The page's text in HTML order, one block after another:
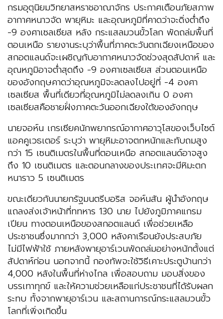
กรมอุตุนิยมวิทยาสหราชอาณาจักร ประกาศเตือนภัยสภาพ
อากาศหนาวจัด พายุหิมะ และอุณหภูมิที่คาดว่าจะดิ่งต่ำถึง
-9 องศาเซลเซียส หลัง กระแสลมวนขั้วโลก พัดถล่มพื้นที่
ตอนเหนือ รายงานระบุว่าพื้นที่ภาคตะวันตกเฉียงเหนือของ
สกอตแลนด์จะเผชิญกับอากาศหนาวจัดช่วงสุดสัปดาห์ และ
อุณหภูมิอาจต่ำสุดถึง -9 องศาเซลเซียส ส่วนตอนเหนือ
ของอังกฤษคาดว่าอุณหภูมิจะลดลงไปอยู่ที่ -4 องศา
เซลเซียส พื้นที่เดียวที่อุณหภูมิไม่ลดลงเกิน 0 องศา
เซลเซียสคือชายฝั่งภาคตะวันออกเฉียงใต้ของอังกฤษ
นายจอห์น เกรเซียคนักพยากรณ์อากาศอาวุโสของเว็บไซต์
แอคคูเวธเตอร์ ระบุว่า พายุหิมะอาจตกหนักและทับถมสูง
กว่า 15 เซนติเมตรในพื้นที่ตอนเหนือ สกอตแลนด์อาจสูง
ถึง 10 เซนติเมตร และตอนกลางของประเทศจะมีหิมะตก
หนาราว 5 เซนติเมตร
ขณะเดียวกันนายกรัฐมนตรีบอริส จอห์นสัน ผู้นำอังกฤษ
แถลงส่งเจ้าหน้าที่ททหาร 130 นาย ไปยังภูมิภาคแกรม
เปียน ทางตอนเหนือของสกอตแลนด์ เพื่อช่วยเหลือ
ประชาชนซึ่งมากกว่า 3,000 หลังคาเรือนยังประสบภัย
ไม่มีไฟฟ้าใช้ ภายหลังพายุอาร์เวนพัดถล่มอย่างหนักตั้งแต่
สัปดาห์ก่อน นอกจากนี้ กองทัพจะใช้วิธีเคาะประตูบ้านกว่า
4,000 หลังในพื้นที่ห่างไกล เพื่อสอบถาม มอบสิ่งของ
บรรเทาทุกข์ และให้ความช่วยเหลือแก่ประชาชนที่ได้รับผลก
ระทบ ทั้งจากพายุอาร์เวน และสถานการณ์กระแสลมวนขั้ว
โลกที่เพิ่งเกิดขึ้น